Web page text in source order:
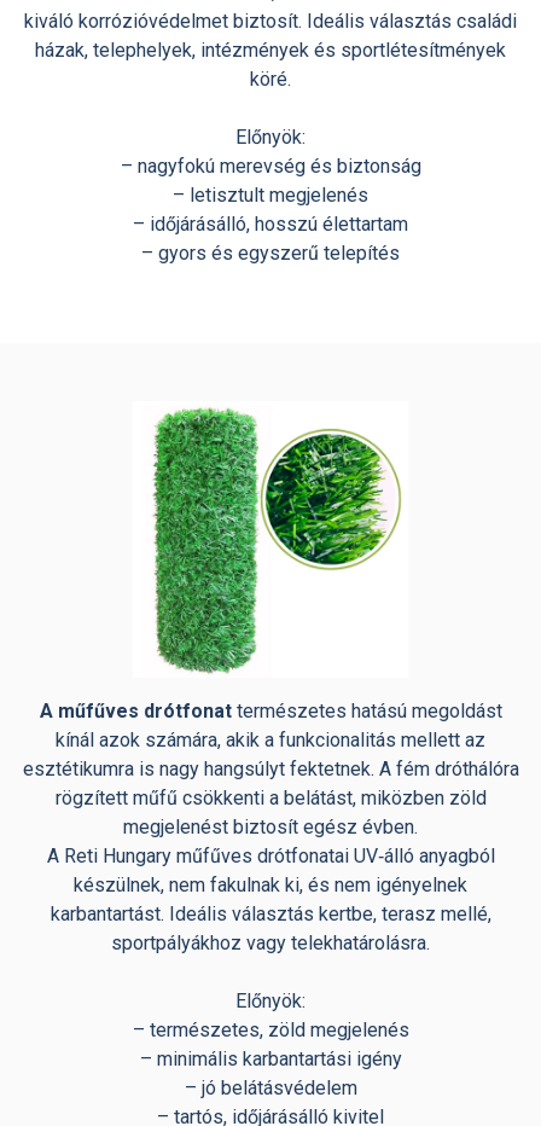
kiváló korrózióvédelmet biztosít. Ideális választás családi
házak, telephelyek, intézmények és sportlétesítmények
köré.
Előnyök:
– nagyfokú merevség és biztonság
– letisztult megjelenés
– időjárásálló, hosszú élettartam
– gyors és egyszerű telepítés
A műfűves drótfonattermészetes hatású megoldást
kínál azok számára, akik a funkcionalitás mellett az
esztétikumra is nagy hangsúlyt fektetnek. A fém dróthálóra
rögzített műfű csökkenti a belátást, miközben zöld
megjelenést biztosít egész évben.
A Reti Hungary műfűves drótfonatai UV‑álló anyagból
készülnek, nem fakulnak ki, és nem igényelnek
karbantartást. Ideális választás kertbe, terasz mellé,
sportpályákhoz vagy telekhatárolásra.
Előnyök:
– természetes, zöld megjelenés
– minimális karbantartási igény
– jó belátásvédelem
– tartós, időjárásálló kivitel